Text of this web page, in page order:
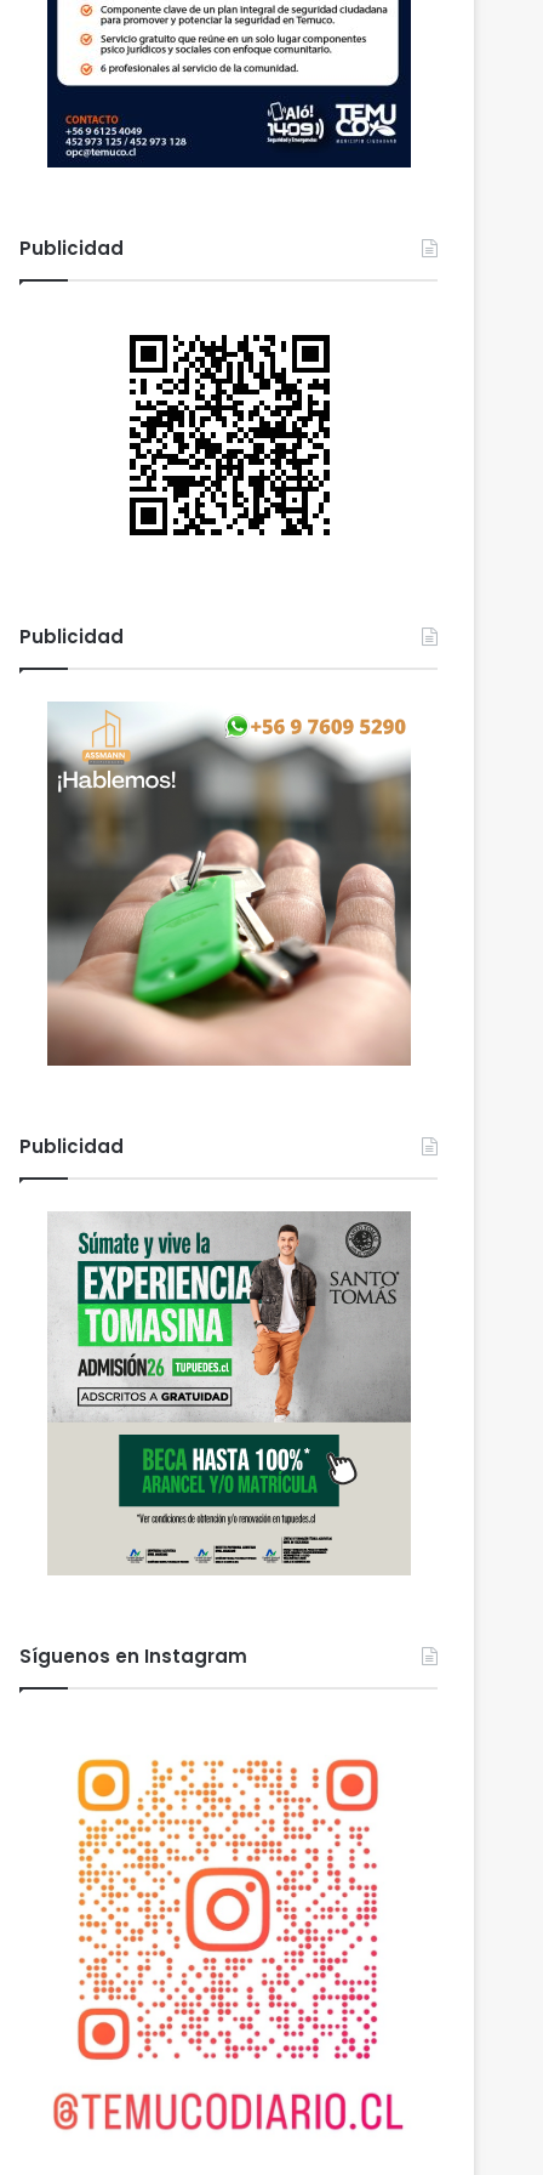
Publicidad
Publicidad
Publicidad
Síguenos en Instagram